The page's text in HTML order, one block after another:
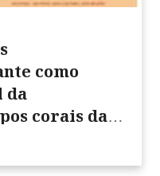
como
da
corais da